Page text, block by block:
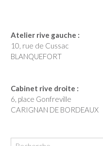
Atelier rive gauche :
10, rue de Cussac
BLANQUEFORT
Cabinet rive droite :
6, place Gonfreville
CARIGNAN DE BORDEAUX